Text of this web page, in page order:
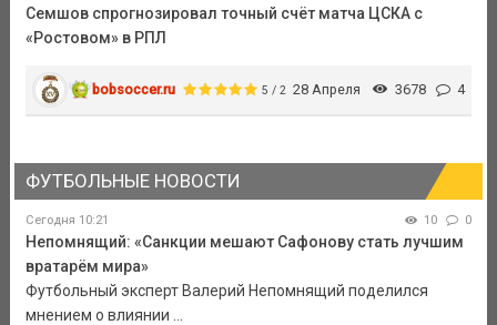
Семшов спрогнозировал точный счёт матча ЦСКА с
«Ростовом» в РПЛ
bobsoccer.ru 5 / 2 28 Апреля 3678 4
ФУТБОЛЬНЫЕ НОВОСТИ
Сегодня 10:21 10 0
Непомнящий: «Санкции мешают Сафонову стать лучшим
вратарём мира»
Футбольный эксперт Валерий Непомнящий поделился
мнением о влиянии ...